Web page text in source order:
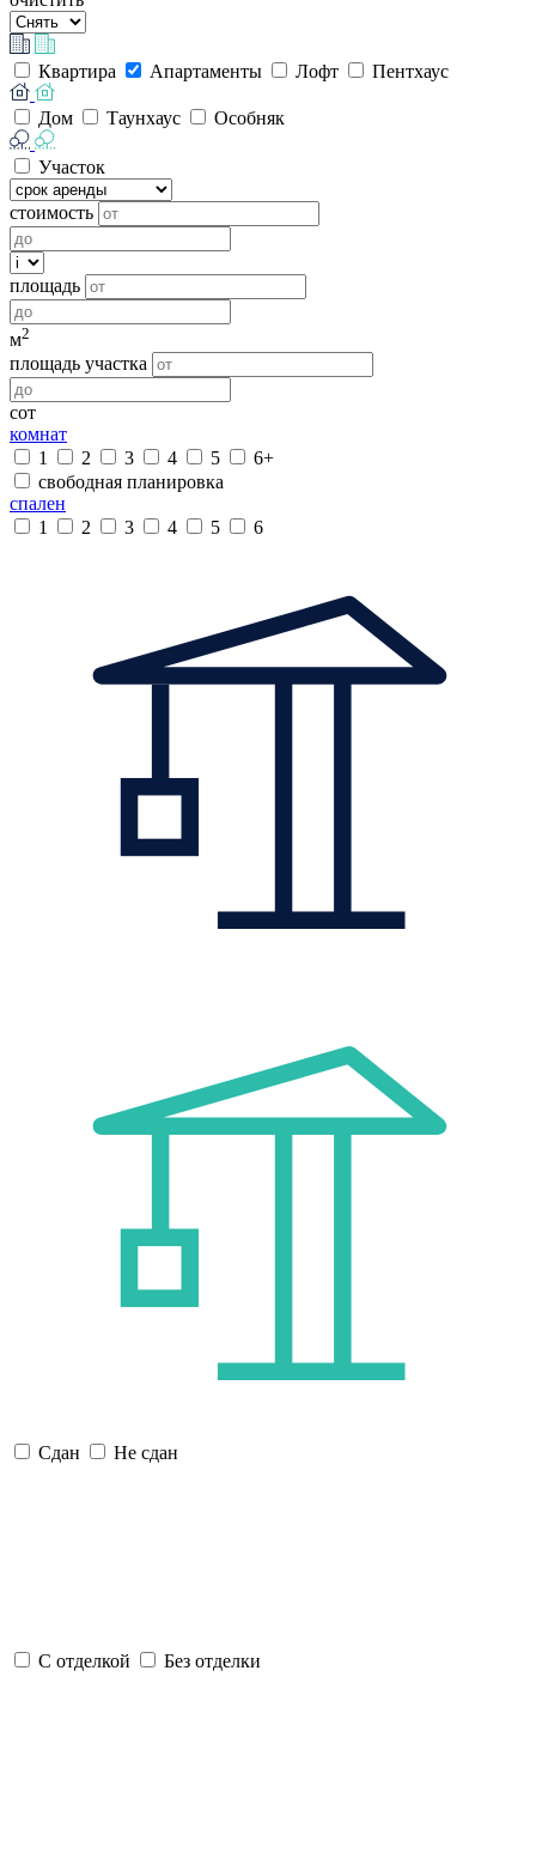
Квартира Апартаменты Лофт Пентхаус
Дом Таунхаус Особняк
Участок
стоимость
площадь
м2
площадь участка
сот
комнат
1
2 3 4 5
6+
свободная планировка
спален
1
2 3 4 5 6
Сдан Не сдан
С отделкой Без отделки